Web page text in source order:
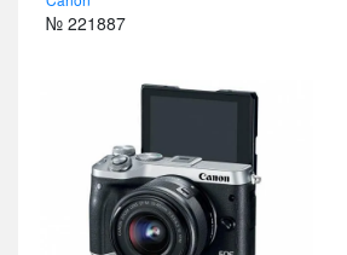
№ 221887